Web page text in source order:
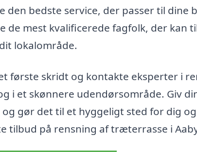
den bedste service, der passer til dine
de mest kvalificerede fagfolk, der kan
lokalområde.
første skridt og kontakte eksperter i
i et skønnere udendørsområde. Giv
gør det til et hyggeligt sted for dig
tilbud på rensning af træterrasse i